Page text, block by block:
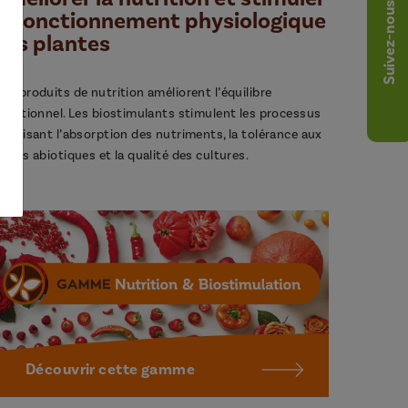
le fonctionnement physiologique
des plantes
Nos produits de nutrition améliorent l’équilibre
nutritionnel. Les biostimulants stimulent les processus
l’absorption des nutriments, la tolérance aux
stress abiotiques et la qualité des cultures.
Découvrir cette gamme
Suivez-nous